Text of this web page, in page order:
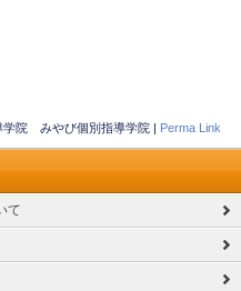
学院 みやび個別指導学院 | Perma Link
て